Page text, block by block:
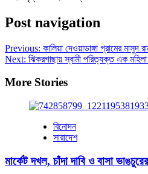
Post navigation
Previous: কালিয়া দেওয়াডাঙ্গা গ্রামের
Next: ঝিকরগাছায় স্বামী পরিত্যক্ত এক
More Stories
বিনোদন
সারাদেশ
মার্কেট দখল, চাঁদা দাবি ও বাসা